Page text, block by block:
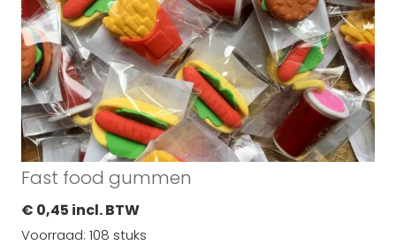
Fast food gummen
€ 0,45 incl. BTW
Voorraad: 108 stuks